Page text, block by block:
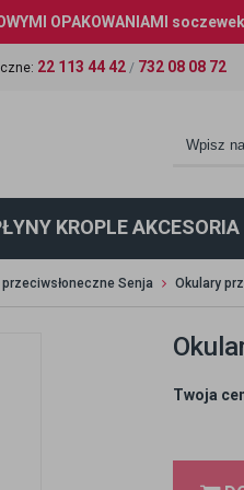
OPAKOWANIAMI
: 22 113 44 42 / 732 08 08 72
KROPLE AKCESORIA
przeciwsłoneczne Senja Okulary
Twoja